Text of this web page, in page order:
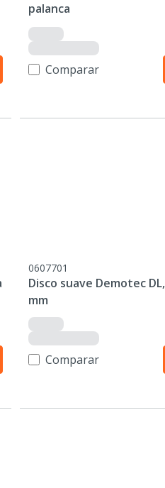
palanca
Comparar
0607701
Disco suave Demotec
mm
Comparar